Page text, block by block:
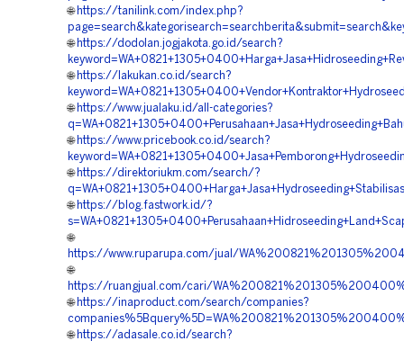
🌐 https://tanilink.com/index.php?
🌐 https://dodolan.jogjakota.go.id/search?
🌐 https://lakukan.co.id/search?
🌐 https://www.jualaku.id/all-categories?
🌐 https://www.pricebook.co.id/search?
🌐 https://direktoriukm.com/search/?
🌐 https://blog.fastwork.id/?
🌐
https://www.ruparupa.com/jual/
🌐
https://ruangjual.com/cari/
🌐 https://inaproduct.com/search/companies?
🌐 https://adasale.co.id/search?